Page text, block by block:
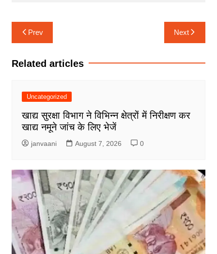
Post
navigation
Prev Next
Related articles
Uncategorized
खाद्य सुरक्षा विभाग ने विभिन्न क्षेत्रों में निरीक्षण कर
खाद्य नमूने जांच के लिए भेजें
janvaani August 7, 2026 0